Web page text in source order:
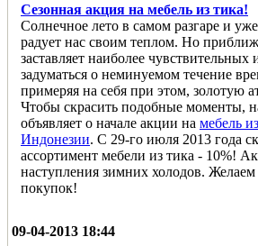
Сезонная акция на мебель из тика!
Солнечное лето в самом разгаре и
радует нас своим теплом. Но
заставляет наиболее чувствительных
задуматься о неминуемом течение
примеряя на себя при этом, золотую
Чтобы скрасить подобные моменты,
объявляет о начале акции на мебель
Индонезии. С 29-го июля 2013 года
ассортимент мебели из тика - 10%!
наступления зимних холодов.
покупок!
09-04-2013 18:44